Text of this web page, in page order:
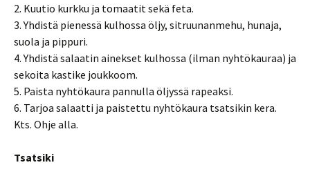
2. Kuutio kurkku ja tomaatit sekä feta.
3. Yhdistä pienessä kulhossa öljy, sitruunanmehu, hunaja,
suola ja pippuri.
4. Yhdistä salaatin ainekset kulhossa (ilman nyhtökauraa) ja
sekoita kastike joukkoom.
5. Paista nyhtökaura pannulla öljyssä rapeaksi.
6. Tarjoa salaatti ja paistettu nyhtökaura tsatsikin kera.
Kts. Ohje alla.
Tsatsiki